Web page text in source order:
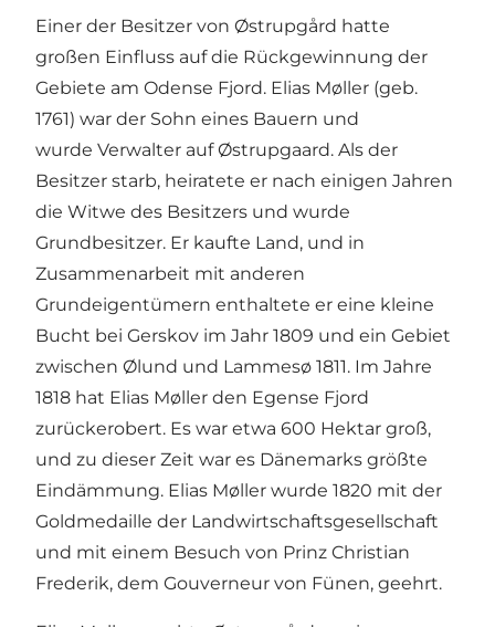
Einer der Besitzer von Østrupgård hatte
großen Einfluss auf die Rückgewinnung der
Gebiete am Odense Fjord. Elias Møller (geb.
1761) war der Sohn eines Bauern und
wurde Verwalter auf Østrupgaard. Als der
Besitzer starb, heiratete er nach einigen Jahren
die Witwe des Besitzers und wurde
Grundbesitzer. Er kaufte Land, und in
Zusammenarbeit mit anderen
Grundeigentümern enthaltete er eine kleine
Bucht bei Gerskov im Jahr 1809 und ein Gebiet
zwischen Ølund und Lammesø 1811. Im Jahre
1818 hat Elias Møller den Egense Fjord
zurückerobert. Es war etwa 600 Hektar groß,
und zu dieser Zeit war es Dänemarks größte
Eindämmung. Elias Møller wurde 1820 mit der
Goldmedaille der Landwirtschaftsgesellschaft
und mit einem Besuch von Prinz Christian
Frederik, dem Gouverneur von Fünen, geehrt.